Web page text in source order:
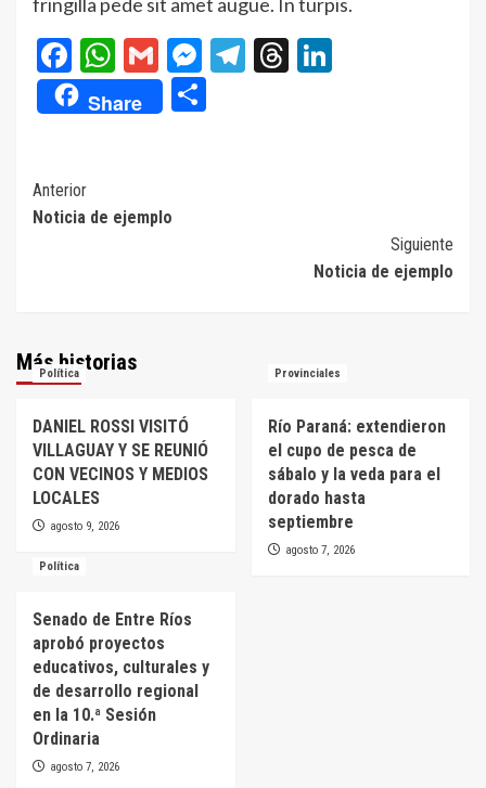
Facebook
WhatsApp
GmailMessenger
Telegram
Threads
Share
Navegación
de
Anterior
Noticia de ejemplo
Siguiente
Noticia de ejemplo
Más historias
Política
DANIEL ROSSI VISITÓ
VILLAGUAY Y SE REUNIÓ
CON VECINOS Y MEDIOS
LOCALES
agosto 9, 2026
Provinciales
Río Paraná: extendieron
el cupo de pesca de
sábalo y la veda para el
dorado hasta
septiembre
agosto 7, 2026
Política
Senado de Entre Ríos
aprobó proyectos
educativos, culturales y
de desarrollo regional
en la 10.ª Sesión
Ordinaria
agosto 7, 2026